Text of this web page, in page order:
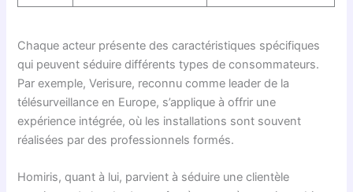
Chaque acteur présente des caractéristiques spécifiques
qui peuvent séduire différents types de consommateurs.
Par exemple, Verisure, reconnu comme leader de la
télésurveillance en Europe, s’applique à offrir une
expérience intégrée, où les installations sont souvent
réalisées par des professionnels formés.
Homiris, quant à lui, parvient à séduire une clientèle